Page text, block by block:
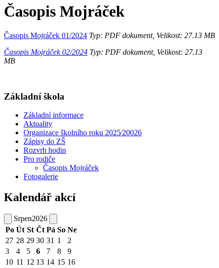
Časopis Mojráček
Časopis Mojráček 01/2024 Typ: PDF dokument, Velikost: 27.13 MB
Časopis Mojráček 02/2024 Typ: PDF dokument, Velikost: 27.13
MB
Základní škola
Základní informace
Aktuality
Organizace školního roku 2025⁄20026
Zápisy do ZŠ
Rozvrh hodin
Pro rodiče
Časopis Mojráček
Fotogalerie
Kalendář akcí
Srpen2026
Po Út St Čt Pá So Ne
27 28 29 30 31 1
2
3
4 5 6 7 8
9
10 11 12 13 14 15 16